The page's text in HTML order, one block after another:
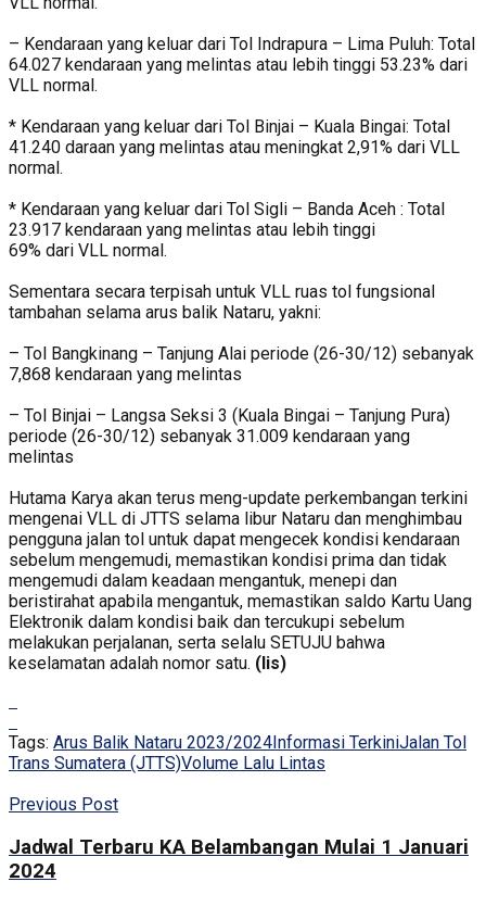
– Kendaraan yang keluar dari Tol Indrapura – Lima Puluh: Total
64.027 kendaraan yang melintas atau lebih tinggi 53.23% dari
VLL normal.
* Kendaraan yang keluar dari Tol Binjai – Kuala Bingai: Total
41.240 daraan yang melintas atau meningkat 2,91% dari VLL
normal.
* Kendaraan yang keluar dari Tol Sigli – Banda Aceh : Total
23.917 kendaraan yang melintas atau lebih tinggi
69% dari VLL normal.
Sementara secara terpisah untuk VLL ruas tol fungsional
tambahan selama arus balik Nataru, yakni:
– Tol Bangkinang – Tanjung Alai periode (26-30/12) sebanyak
7,868 kendaraan yang melintas
– ⁠Tol Binjai – Langsa Seksi 3 (Kuala Bingai – Tanjung Pura)
periode (26-30/12) sebanyak 31.009 kendaraan yang
melintas
Hutama Karya akan terus meng-update perkembangan terkini
mengenai VLL di JTTS selama libur Nataru dan menghimbau
pengguna jalan tol untuk dapat mengecek kondisi kendaraan
sebelum mengemudi, memastikan kondisi prima dan tidak
mengemudi dalam keadaan mengantuk, menepi dan
beristirahat apabila mengantuk, memastikan saldo Kartu Uang
Elektronik dalam kondisi baik dan tercukupi sebelum
melakukan perjalanan, serta selalu SETUJU bahwa
keselamatan adalah nomor satu. (lis)
Tags: Arus Balik Nataru 2023/2024 Informasi TerkiniJalan Tol
Trans Sumatera (JTTS)Volume Lalu Lintas
Previous Post
Jadwal Terbaru KA Belambangan Mulai 1 Januari
2024